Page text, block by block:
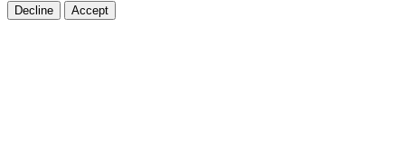
Decline Accept